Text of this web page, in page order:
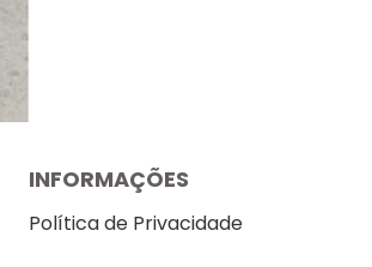
INFORMAÇÕES
Política de Privacidade